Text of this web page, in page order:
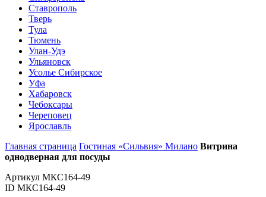
Ставрополь
Тверь
Тула
Тюмень
Улан-Удэ
Ульяновск
Усолье Сибирское
Уфа
Хабаровск
Чебоксары
Череповец
Ярославль
Главная страница Гостиная «Сильвия» Милано Витрина
однодверная для посуды
Артикул МКС164-49
ID МКС164-49